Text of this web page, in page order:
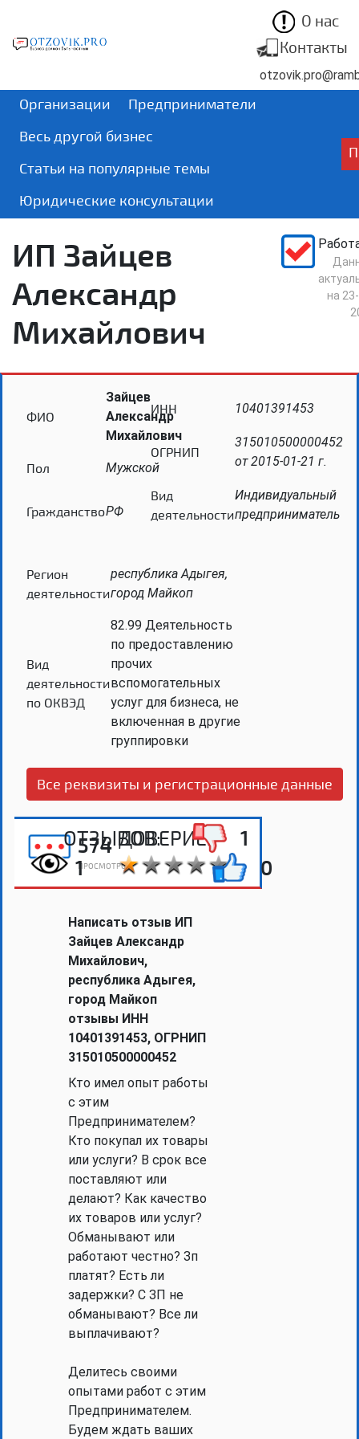
О нас
Контакты
Организации
Предприниматели
Весь другой бизнес
Статьи на популярные темы
Юридические консультации
ИП Зайцев
Александр
Михайлович
на
ФИО
Зайцев
Александр
Михайлович
Пол Мужской
ГражданствоРФ
ИНН 10401391453
ОГРНИП
315010500000452
от 2015-01-21 г.
Вид
деятельности
Индивидуальный
предприниматель
Регион
деятельности
республика Адыгея,
город Майкоп
Вид
деятельности
по ОКВЭД
82.99 Деятельность
по предоставлению
прочих
вспомогательных
услуг для бизнеса, не
включенная в другие
группировки
Все реквизиты и регистрационные данные
574
ПРОСМОТРОВ
ОТЗЫВОВ:
1
ДОВЕРИЕ:
1
0
Написать отзыв ИП
Зайцев Александр
Михайлович,
республика Адыгея,
город Майкоп
отзывы ИНН
10401391453, ОГРНИП
315010500000452
Кто имел опыт работы
с этим
Предпринимателем?
Кто покупал их товары
или услуги? В срок все
поставляют или
делают? Как качество
их товаров или услуг?
Обманывают или
работают честно? Зп
платят? Есть ли
задержки? С ЗП не
обманывают? Все ли
выплачивают?
Делитесь своими
опытами работ с этим
Предпринимателем.
Будем ждать ваших